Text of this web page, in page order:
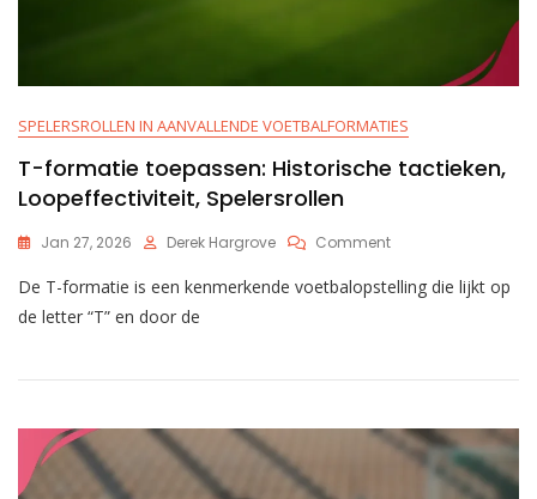
SPELERSROLLEN IN AANVALLENDE VOETBALFORMATIES
T-formatie toepassen: Historische tactieken,
Loopeffectiviteit, Spelersrollen
Jan 27, 2026 Derek Hargrove CommentOn
Formatie
Loopeffectiviteit,
De T-formatie is een kenmerkende voetbalopstelling die lijkt op
de letter “T” en door de